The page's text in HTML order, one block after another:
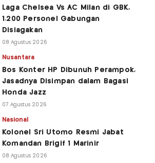
Laga Chelsea Vs AC Milan di GBK,
1.200 Personel Gabungan
Disiagakan
08 Agustus 2026
Nusantara
Bos Konter HP Dibunuh Perampok,
Jasadnya Disimpan dalam Bagasi
Honda Jazz
07 Agustus 2026
Nasional
Kolonel Sri Utomo Resmi Jabat
Komandan Brigif 1 Marinir
08 Agustus 2026